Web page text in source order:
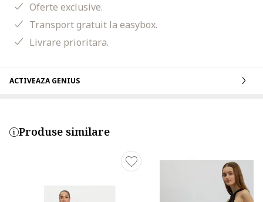
Oferte exclusive.
Transport gratuit la easybox.
Livrare prioritara.
ACTIVEAZA GENIUS
Produse similare